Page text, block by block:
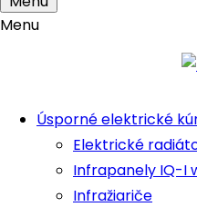
Menu
Úsporné elektrické
Elektrické
Infrapanely IQ-I
Infražiariče